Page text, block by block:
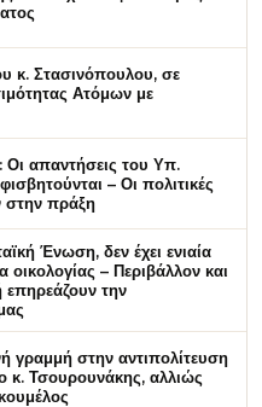
κ. Στασινόπουλου, σε
Ατόμων με
Οι απαντήσεις του Υπ.
– Οι πολιτικές
στην πράξη
Ένωση, δεν έχει ενιαία
οικολογίας – Περιβάλλον και
επηρεάζουν την
γραμμή στην αντιπολίτευση
κ. Τσουρουνάκης, αλλιώς